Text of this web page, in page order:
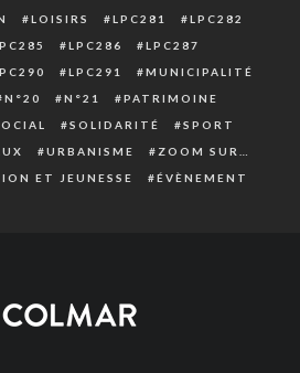
LOISIRS LPC281
LPC282
LPC286
LPC287
LPC291
MUNICIPALITÉ
N°20 N°21
PATRIMOINE
SOLIDARITÉ
SPORT
URBANISME
ZOOM SUR…
ET JEUNESSE ÉVÈNEMENT